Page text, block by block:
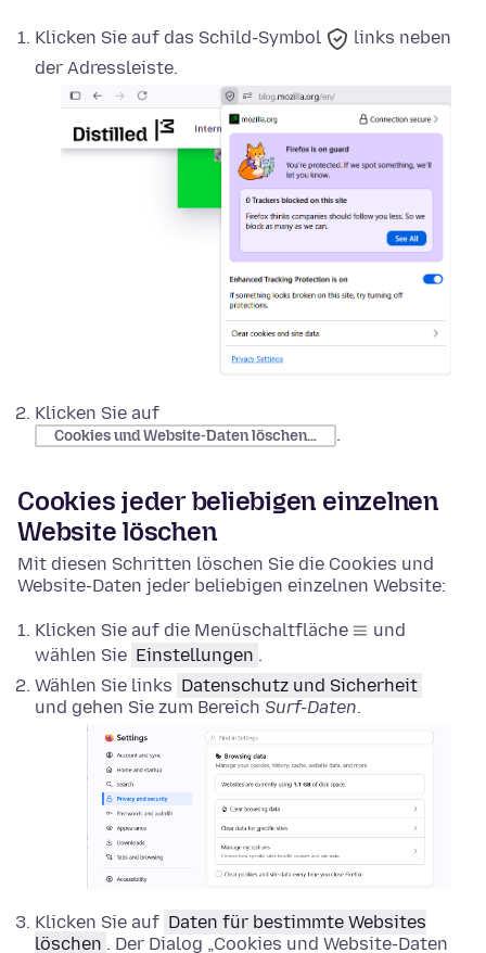
Klicken Sie auf das Schild-Symbol
links neben
der Adressleiste.
Klicken Sie auf
Cookies und Website-Daten löschen… .
Cookies jeder beliebigen einzelnen
Website löschen
Mit diesen Schritten löschen Sie die Cookies und
Website-Daten jeder beliebigen einzelnen Website:
Klicken Sie auf die Menüschaltfläche
und
wählen Sie Einstellungen .
Wählen Sie links Datenschutz und Sicherheit
und gehen Sie zum Bereich Surf-Daten.
Klicken Sie auf Daten für bestimmte Websites
löschen . Der Dialog „Cookies und Website-Daten